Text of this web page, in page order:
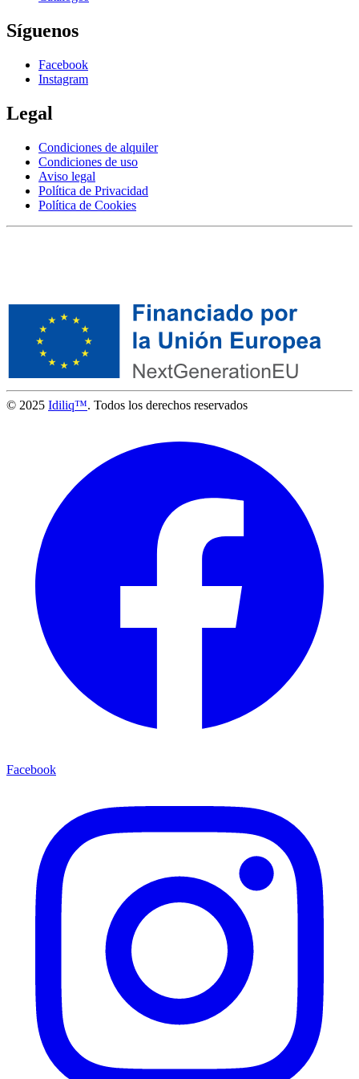
Síguenos
Facebook
Instagram
Legal
Condiciones de alquiler
Condiciones de uso
Aviso legal
Política de Privacidad
Política de Cookies
© 2025 Idiliq™. Todos los derechos reservados
Facebook